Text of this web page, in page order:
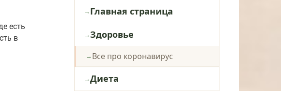
есть
в
Главная страница
Здоровье
Все про коронавирус
Диета